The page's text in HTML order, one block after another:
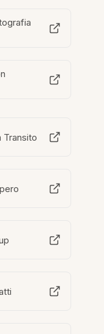
Transito